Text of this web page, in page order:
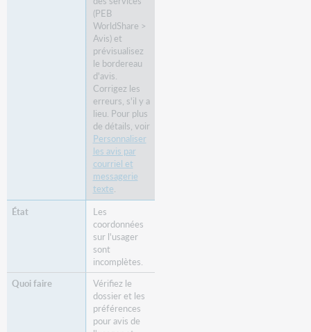
(PEB
WorldShare >
Avis) et
prévisualisez
le bordereau
d'avis.
Corrigez les
erreurs, s'il y a
lieu. Pour plus
de détails, voir
Personnaliser
les avis par
courriel et
messagerie
texte.
Les
coordonnées
sur l'usager
sont
incomplètes.
Vérifiez le
dossier et les
préférences
pour avis de